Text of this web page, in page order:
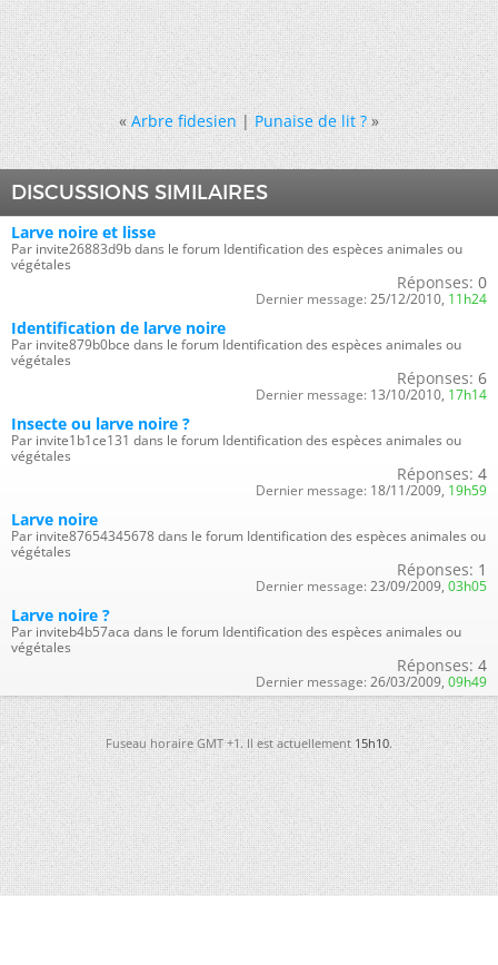
« Arbre fidesien|Punaise de lit ? »
DISCUSSIONS SIMILAIRES
Larve noire et lisse
Par invite26883d9b dans le forum Identification des espèces animales ou
végétales
Réponses: 0
Dernier message: 25/12/2010, 11h24
Identification de larve noire
Par invite879b0bce dans le forum Identification des espèces animales ou
végétales
Réponses: 6
Dernier message: 13/10/2010, 17h14
Insecte ou larve noire ?
Par invite1b1ce131 dans le forum Identification des espèces animales ou
végétales
Réponses: 4
Dernier message: 18/11/2009, 19h59
Larve noire
Par invite87654345678 dans le forum Identification des espèces animales ou
végétales
Réponses: 1
Dernier message: 23/09/2009, 03h05
Larve noire ?
Par inviteb4b57aca dans le forum Identification des espèces animales ou
végétales
Réponses: 4
Dernier message: 26/03/2009, 09h49
Fuseau horaire GMT +1. Il est actuellement15h10.